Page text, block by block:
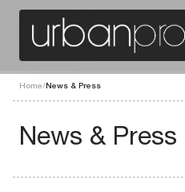
Home/News & Press
News & Press